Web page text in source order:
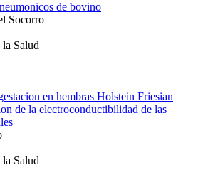
de bovino
Socorro
Salud
en hembras Holstein Friesian
de la electroconductibilidad de las
Salud